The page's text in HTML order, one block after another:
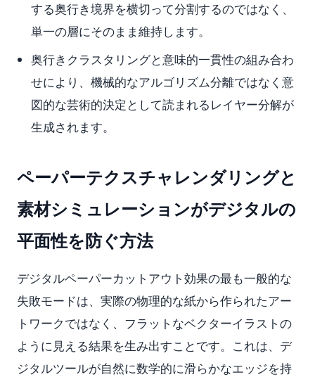
する奥行き境界を横切って分割するのではなく、
単一の層にそのまま維持します。
奥行きクラスタリングと意味的一貫性の組み合わ
せにより、機械的なアルゴリズム分離ではなく意
図的な芸術的決定として読まれるレイヤー分解が
生成されます。
ペーパーテクスチャレンダリングと
素材シミュレーションがデジタルの
平面性を防ぐ方法
デジタルペーパーカットアウト効果の最も一般的な
失敗モードは、実際の物理的な紙から作られたアー
トワークではなく、フラットなベクターイラストの
ように見える結果を生み出すことです。これは、デ
ジタルツールが自然に数学的に滑らかなエッジを持